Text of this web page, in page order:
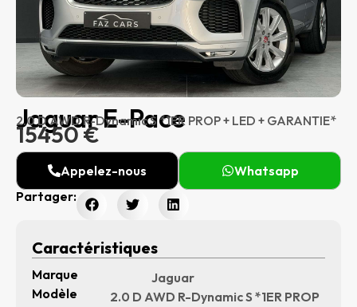
Jaguar E-Pace
2.0 D AWD R-Dynamic S *1ER PROP + LED + GARANTIE*
15450 €
Appelez-nous
Whatsapp
Partager:
Caractéristiques
Marque
Jaguar
Modèle
2.0 D AWD R-Dynamic S *1ER PROP